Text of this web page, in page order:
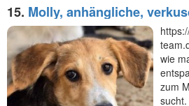
15. Molly, anhängliche,
Junghündin sucht ein
6M, 35cm
wie
zum